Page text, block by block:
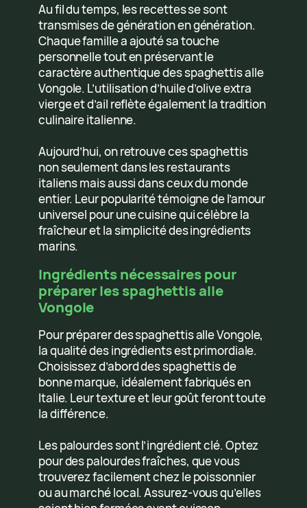
Au fil du temps, les recettes se sont
transmises de génération en génération.
Chaque famille a ajouté sa touche
personnelle tout en préservant le
caractère authentique des spaghettis alle
Vongole. L’utilisation d’huile d’olive extra
vierge et d’ail reflète également la tradition
culinaire italienne.
Aujourd’hui, on retrouve ces spaghettis
non seulement dans les restaurants
italiens mais aussi dans ceux du monde
entier. Leur popularité témoigne de l’amour
universel pour une cuisine qui célèbre la
fraîcheur et la simplicité des ingrédients
marins.
Ingrédients nécessaires pour
préparer les spaghettis alle
Vongole
Pour préparer des spaghettis alle Vongole,
la qualité des ingrédients est primordiale.
Choisissez d’abord des spaghettis de
bonne marque, idéalement fabriqués en
Italie. Leur texture et leur goût feront toute
la différence.
Les palourdes sont l’ingrédient clé. Optez
pour des palourdes fraîches, que vous
trouverez facilement chez le poissonnier
ou au marché local. Assurez-vous qu’elles